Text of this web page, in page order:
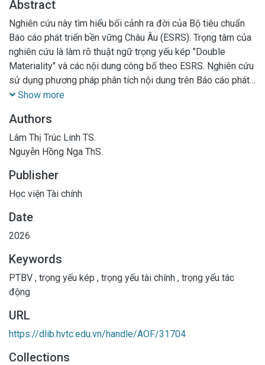
Abstract
Nghiên cứu này tìm hiểu bối cảnh ra đời của Bộ tiêu chuẩn
Báo cáo phát triển bền vững Châu Âu (ESRS). Trọng tâm của
nghiên cứu là làm rõ thuật ngữ trọng yếu kép "Double
Materiality" và các nội dung công bố theo ESRS. Nghiên cứu
sử dụng phương pháp phân tích nội dung trên Báo cáo phát
triển bền vững (PTBV) năm 2024 của Tập đoàn Shell để
đáp ứng tốt các yêu cầu của ESRS về phân tích bối cảnh và
tích hợp chủ đề trọng yếu vào chiến lược. Tuy nhiên, việc
định lượng tác động xã hội và chi tiết hóa đánh giá trọng yếu
góp vào tài liệu học thuật về trọng yếu kép, đồng thời đề
xuất các khuyến nghị giúp doanh nghiệp Việt Nam chủ động
Show more
Authors
Lâm Thị Trúc Linh TS.
Nguyễn Hồng Nga ThS.
Publisher
Học viện Tài chính
Date
2026
Keywords
PTBV , trọng yếu kép , trọng yếu tài chính , trọng yếu tác
động
URL
https://dlib.hvtc.edu.vn/handle/AOF/31704
Collections